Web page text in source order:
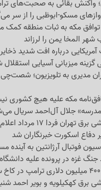
واکنش بقائی به صحبت‌های
مسکو-ابوظبی را از سر
مکه به ثبات منطقه کمک
شهر المخا یمن را لرزاند
درباره افت شدید
گزینه میزبانی آسیایی
مدیری به تلویزیون؛
مکه علیه هیچ کشوری
مدرسه» جلال آل‌احمد سریال
فردا 17 مرداد اعلام شد+ جزییات
دفاع اسکورت خبرنگاران شد
فوتبال آرژانتین به آینده
جنگ غزه در پرونده علیه
کهکیلویه و بویر احمد شنبه 17 مرداد اعلام